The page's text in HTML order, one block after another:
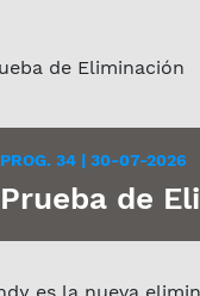
PROG. 34 | 30-07-2026
Prueba de